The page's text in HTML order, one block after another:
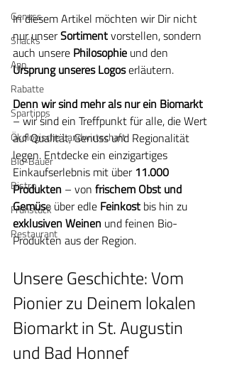
Genuss
Snacks
App
Rabatte
Spartipps
Ökologische Landwirtschaft
Bio-Bauer
Bistro
Frühstück
Restaurant
In diesem Artikel möchten wir Dir nicht
nur unser Sortiment vorstellen, sondern
auch unsere Philosophie und den
Ursprung unseres Logos erläutern.
Denn wir sind mehr als nur ein Biomarkt
– wir sind ein Treffpunkt für alle, die Wert
auf Qualität, Genuss und Regionalität
legen. Entdecke ein einzigartiges
Einkaufserlebnis mit über 11.000
Produkten – von frischem Obst und
Gemüse über edle Feinkost bis hin zu
exklusiven Weinen und feinen Bio-
Produkten aus der Region.
Unsere Geschichte: Vom
Pionier zu Deinem lokalen
Biomarkt in St. Augustin
und Bad Honnef